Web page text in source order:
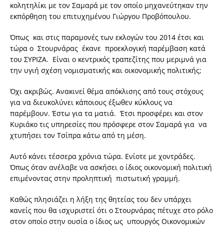
κολητηλίκι με τον Σαμαρά με τον οποίο μηχανεύτηκαν την
εκπόρθηση του επιτυχημένου Γιώργου Προβόπουλου.
Όπως και στις παραμονές των εκλογών του 2014 έτσι και
τώρα ο Στουρνάρας έκανε προεκλογική παρέμβαση κατά
του ΣΥΡΙΖΑ. Είναι ο κεντρικός τραπεζίτης που μεριμνά για
την υγιή σχέση νομισματικής και οικονομικής πολιτικής;
Όχι ακριβώς. Ανακινεί θέμα απόκλισης από τους στόχους
για να διευκολύνει κάποιους έξωθεν κύκλους να
παρέμβουν. Έστω για τα ματιά. Έτσι προσφέρει και στον
Κυριάκο τις υπηρεσίες που πρόσφερε στον Σαμαρά για να
χτυπήσει τον Τσίπρα κάτω από τη μέση.
Αυτό κάνει τέσσερα χρόνια τώρα. Ενίοτε με χοντράδες.
Όπως όταν ανέλαβε να ασκήσει ο ίδιος οικονομική πολιτική
επιμένοντας στην προληπτική πιστωτική γραμμή.
Καθώς πλησιάζει η λήξη της θητείας του δεν υπάρχει
κανείς που θα ισχυριστεί ότι ο Στουρνάρας πέτυχε στο ρόλο
στον οποίο στην ουσία ο ίδιος ως υπουργός Οικονομικών